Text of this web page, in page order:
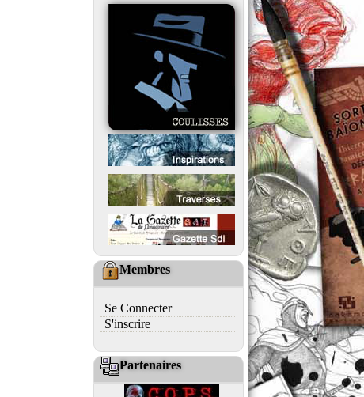
Membres
Se Connecter
S'inscrire
Partenaires